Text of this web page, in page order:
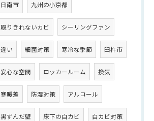
日南市 九州の小京都
取りきれないカビ シーリングファン
違い 細菌対策 寒冷な季節 臼杵市
安心な空間 ロッカールーム 換気
寒暖差 防湿対策 アルコール
黒ずんだ壁 床下の白カビ 白カビ対策